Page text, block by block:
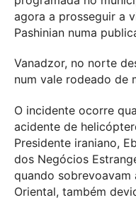
agora a prosseguir a
Pashinian numa
Vanadzor, no norte
num vale rodeado de
O incidente ocorre
acidente de
Presidente iraniano,
dos Negócios
quando
Oriental, também